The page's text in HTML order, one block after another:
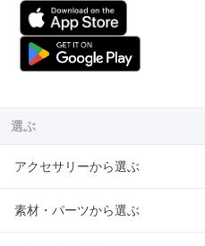
選ぶ
アクセサリーから選ぶ
素材・パーツから選ぶ